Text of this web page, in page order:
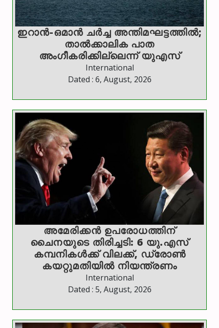
ഇറാന്‍-ഒമാന്‍ ചര്‍ച്ച അന്തിമഘട്ടത്തില്‍;
താല്‍ക്കാലിക പാത
അംഗീകരിക്കില്ലെന്ന് യുഎസ്
International
Dated : 6, August, 2026
അമേരിക്കൻ ഉപരോധത്തിന്
ചൈനയുടെ തിരിച്ചടി: 6 യു.എസ്
കമ്പനികൾക്ക് വിലക്ക്, ഡ്രോൺ
കയറ്റുമതിയിൽ നിയന്ത്രണം
International
Dated : 5, August, 2026